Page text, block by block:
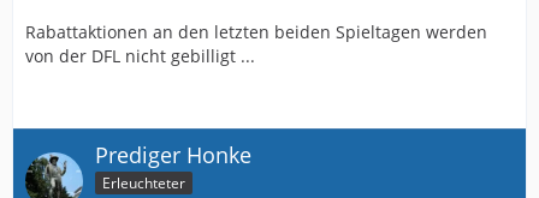
Rabattaktionen an den letzten beiden Spieltagen werden
von der DFL nicht gebilligt ...
Prediger Honke
Erleuchteter